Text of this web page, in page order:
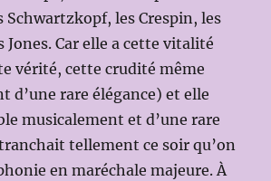
Schwartzkopf, les Crespin, les
Jones. Car elle a cette vitalité
vérité, cette crudité même
d’une rare élégance) et elle
musicalement et d’une rare
tellement ce soir qu’on
en maréchale majeure. À